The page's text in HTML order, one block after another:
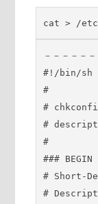
cat > /
－－－－－－
#!/bin/sh
#
#
#
#
###
# Short-
#